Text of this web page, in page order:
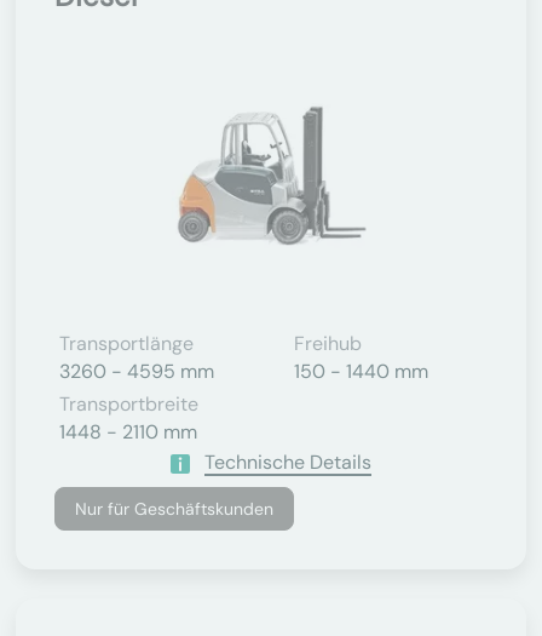
Transportlänge
3260 - 4595 mm
Freihub
150 - 1440 mm
Transportbreite
1448 - 2110 mm
Technische Details
Nur für Geschäftskunden